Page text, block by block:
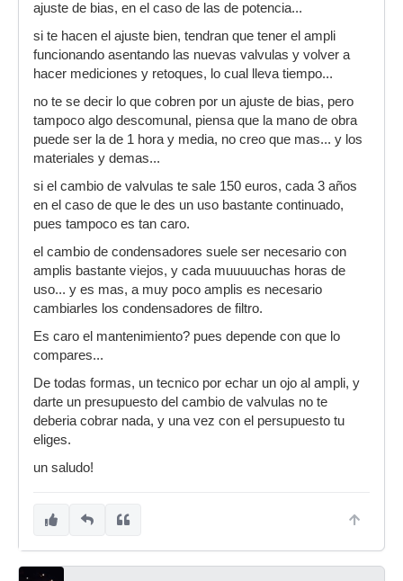
ajuste de bias, en el caso de las de potencia...
si te hacen el ajuste bien, tendran que tener el ampli
funcionando asentando las nuevas valvulas y volver a
hacer mediciones y retoques, lo cual lleva tiempo...
no te se decir lo que cobren por un ajuste de bias, pero
tampoco algo descomunal, piensa que la mano de obra
puede ser la de 1 hora y media, no creo que mas... y los
materiales y demas...
si el cambio de valvulas te sale 150 euros, cada 3 años
en el caso de que le des un uso bastante continuado,
pues tampoco es tan caro.
el cambio de condensadores suele ser necesario con
amplis bastante viejos, y cada muuuuuchas horas de
uso... y es mas, a muy poco amplis es necesario
cambiarles los condensadores de filtro.
Es caro el mantenimiento? pues depende con que lo
compares...
De todas formas, un tecnico por echar un ojo al ampli, y
darte un presupuesto del cambio de valvulas no te
deberia cobrar nada, y una vez con el persupuesto tu
eliges.
un saludo!